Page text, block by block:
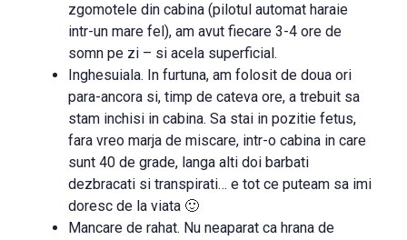
zgomotele din cabina (pilotul automat haraie
intr-un mare fel), am avut fiecare 3-4 ore de
somn pe zi – si acela superficial.
Inghesuiala. In furtuna, am folosit de doua ori
para-ancora si, timp de cateva ore, a trebuit sa
stam inchisi in cabina. Sa stai in pozitie fetus,
fara vreo marja de miscare, intr-o cabina in care
sunt 40 de grade, langa alti doi barbati
dezbracati si transpirati… e tot ce puteam sa imi
doresc de la viata 🙂
Mancare de rahat. Nu neaparat ca hrana de